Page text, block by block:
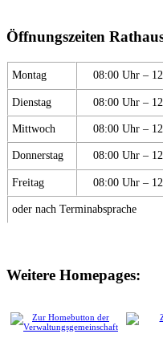
Öffnungszeiten
Montag 08:00 Uhr –
Dienstag 08:00 Uhr –
Mittwoch 08:00 Uhr –
Donnerstag 08:00 Uhr –
Freitag 08:00 Uhr –
oder nach Terminabsprache
Weitere Homepages: